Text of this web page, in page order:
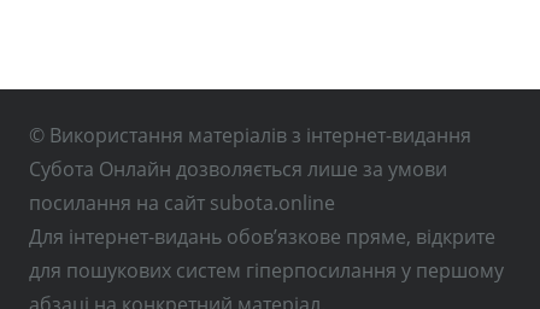
© Використання матеріалів з інтернет-видання
Субота Онлайн дозволяється лише за умови
посилання на сайт subota.online
Для інтернет-видань обов’язкове пряме, відкрите
для пошукових систем гіперпосилання у першому